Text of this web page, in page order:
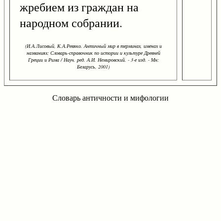
жребием из граждан на
народном собрании.
(И.А.Лисовый, К.А.Ревяко. Античный мир в терминах, именах и
названиях: Словарь-справочник по истории и культуре Древней
Греции и Рима / Науч. ред. А.И. Немировский. - 3-е изд. - Мн:
Беларусь, 2001)
Словарь античности и мифологии